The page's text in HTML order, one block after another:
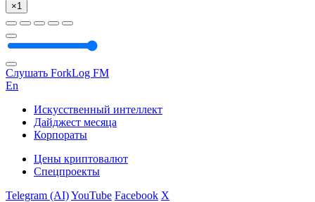
×1
Слушать ForkLog FM
En
Искусственный интеллект
Дайджест месяца
Корпораты
Цены криптовалют
Спецпроекты
Telegram (AI)YouTube Facebook X